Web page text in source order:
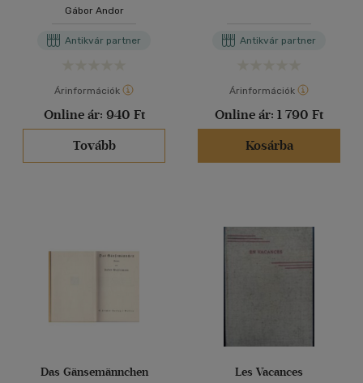
Gábor Andor
Antikvár partner
Árinformációk
Online ár: 940 Ft
Tovább
Antikvár partner
Árinformációk
Online ár: 1 790 Ft
Kosárba
Das Gänsemännchen Les Vacances